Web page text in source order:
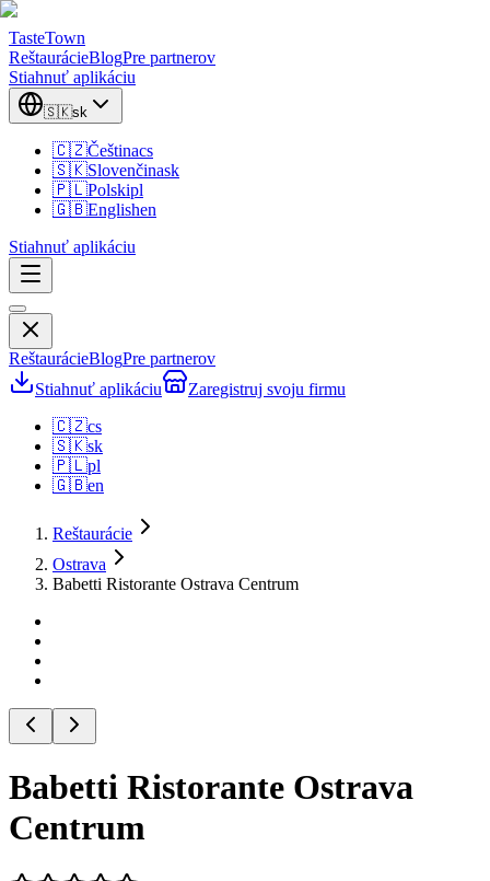
TasteTown
ReštaurácieBlogPre partnerov
Stiahnuť aplikáciu
🇸🇰sk
🇨🇿Češtinacs
🇸🇰Slovenčinask
🇵🇱Polskipl
🇬🇧Englishen
Stiahnuť aplikáciu
ReštaurácieBlogPre partnerov
Stiahnuť aplikáciu
Zaregistruj svoju firmu
🇨🇿cs
🇸🇰sk
🇵🇱pl
🇬🇧en
Reštaurácie
Ostrava
Babetti Ristorante Ostrava Centrum
Babetti Ristorante Ostrava
Centrum